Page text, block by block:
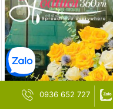
0936 652 727